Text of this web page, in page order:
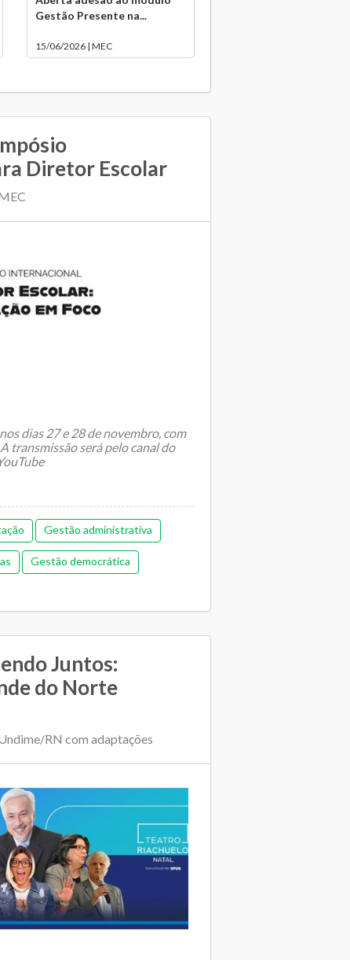
Gestão Presente na...
15/06/2026 | MEC
Diretor Escolar
dias 27 e 28 de novembro, com
transmissão será pelo canal do
Gestão administrativa
Gestão democrática
Juntos:
do Norte
RN com adaptações